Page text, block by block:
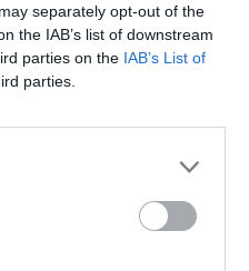
separately opt-out of the
the IAB’s list of downstream
parties on the IAB’s List of
parties.